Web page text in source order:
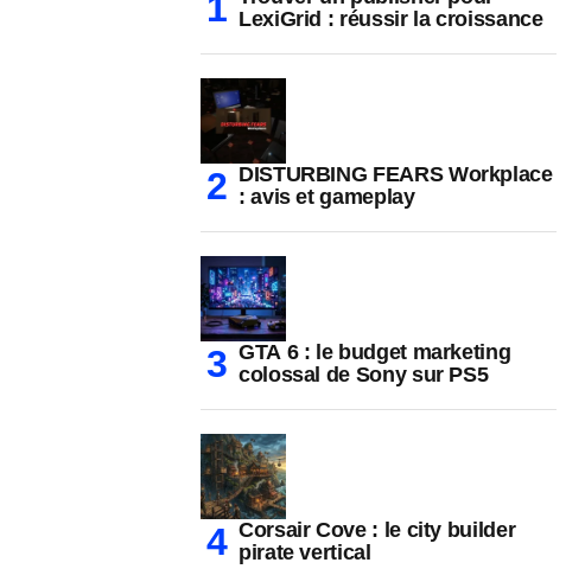
LexiGrid : réussir la croissance
DISTURBING FEARS Workplace
: avis et gameplay
GTA 6 : le budget marketing
colossal de Sony sur PS5
Corsair Cove : le city builder
pirate vertical